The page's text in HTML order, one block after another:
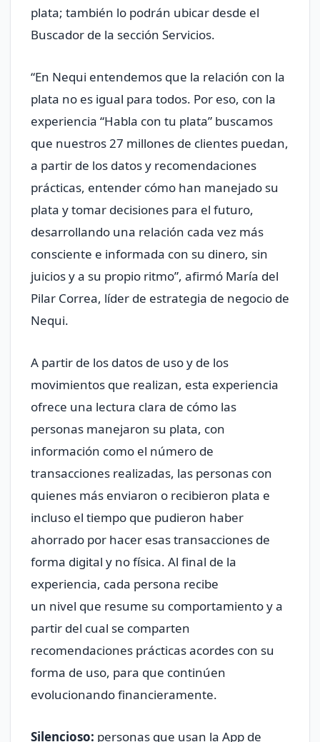
plata; también lo podrán ubicar desde el
Buscador de la sección Servicios.
“En Nequi entendemos que la relación con la
plata no es igual para todos. Por eso, con la
experiencia “Habla con tu plata” buscamos
que nuestros 27 millones de clientes puedan,
a partir de los datos y recomendaciones
prácticas, entender cómo han manejado su
plata y tomar decisiones para el futuro,
desarrollando una relación cada vez más
consciente e informada con su dinero, sin
juicios y a su propio ritmo”, afirmó María del
Pilar Correa, líder de estrategia de negocio de
Nequi.
A partir de los datos de uso y de los
movimientos que realizan, esta experiencia
ofrece una lectura clara de cómo las
personas manejaron su plata, con
información como el número de
transacciones realizadas, las personas con
quienes más enviaron o recibieron plata e
incluso el tiempo que pudieron haber
ahorrado por hacer esas transacciones de
forma digital y no física. Al final de la
experiencia, cada persona recibe
un nivel que resume su comportamiento y a
partir del cual se comparten
recomendaciones prácticas acordes con su
forma de uso, para que continúen
evolucionando financieramente.
Silencioso: personas que usan la App de